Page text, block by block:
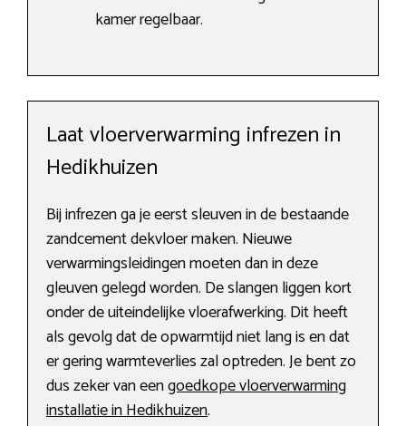
kamer regelbaar.
Laat vloerverwarming infrezen in
Hedikhuizen
Bij infrezen ga je eerst sleuven in de bestaande
zandcement dekvloer maken. Nieuwe
verwarmingsleidingen moeten dan in deze
gleuven gelegd worden. De slangen liggen kort
onder de uiteindelijke vloerafwerking. Dit heeft
als gevolg dat de opwarmtijd niet lang is en dat
er gering warmteverlies zal optreden. Je bent zo
dus zeker van eengoedkope vloerverwarming
installatie in Hedikhuizen.